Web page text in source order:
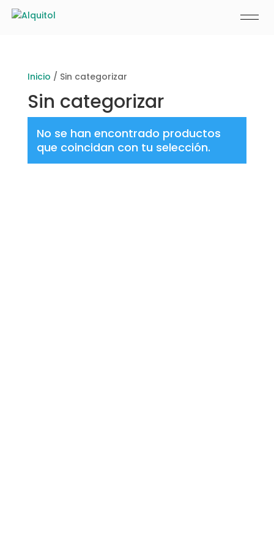
Inicio / Sin categorizar
Sin categorizar
No se han encontrado productos
que coincidan con tu selección.